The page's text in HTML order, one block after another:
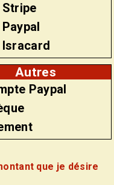
Stripe
Autres
Paypal
que je désire